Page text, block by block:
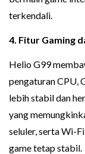
terkendali.
4. Fitur Gaming
Helio G99
pengaturan CPU,
lebih stabil dan
yang
seluler, serta Wi-
game tetap stabil.